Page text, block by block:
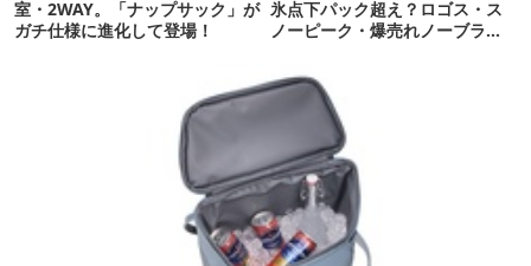
室・2WAY。「ナップサック」が
ガチ仕様に進化して登場！
氷点下パック超え？ロゴス・ス
ノーピーク・爆売れノーブラン